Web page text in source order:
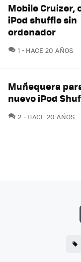
Mobile Cruizer,
iPod shuffle sin
ordenador
1 COMENTARIOS
HACE 20 AÑOS
Muñequera
nuevo iPod
2 COMENTARIOS
HACE 20 AÑOS